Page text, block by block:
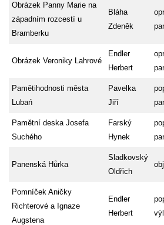
Obrázek Panny Marie na
západním rozcestí u
Bramberku
Bláha
Zdeněk
Obrázek Veroniky Lahrové
Endler
Herbert
Pamětihodnosti města
Lubań
Pavelka
Jiří
Pamětní deska Josefa
Suchého
Farský
Hynek
Panenská Hůrka
Sladkovský
Oldřich
Pomníček Aničky
Richterové a Ignaze
Augstena
Endler
Herbert